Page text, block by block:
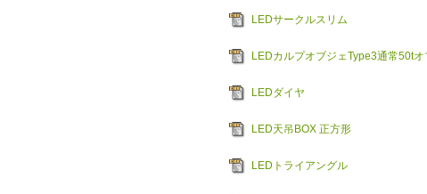
LEDサークルスリム
LEDカルプオブジェType3通常50tオ
LEDダイヤ
LED天吊BOX 正方形
LEDトライアングル